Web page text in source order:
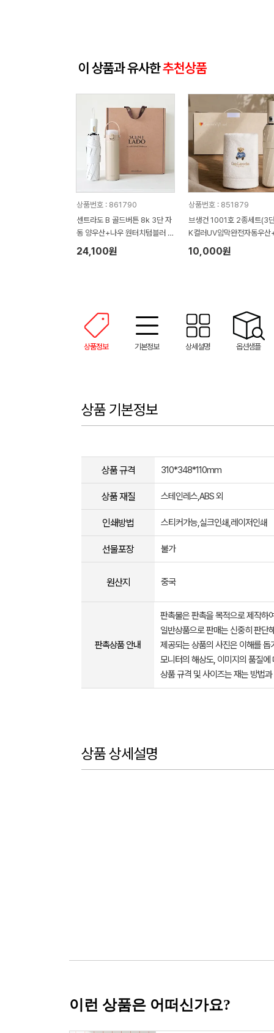
이 상품과 유사한추천상품
상품번호 : 861790
센트라도 B 골드버튼 8k 3단 자
동 양우산+나우 원터치텀블러 5
00ml 세트
24,100원
상품번호 : 851879
브생건 1001호 2종세트(3
K컬러UV암막완전자동우산
0g 베어자수타올수건)
10,000원
상품정보 기본정보 상세설명 옵션샘플
상품 기본정보
상품 규격 310*348*110mm
상품 재질 스테인레스,ABS 외
인쇄방법 스티커가능,실크인쇄,레이저인쇄
선물포장 불가
원산지 중국
판촉상품 안내
판촉물은 판촉을 목적으로 제작하
일반상품으로 판매는 신중히 판단
제공되는 상품의 사진은 이해를
모니터의 해상도, 이미지의 품질
상품 규격 및 사이즈는 재는 방법
상품 상세설명
이런 상품은 어떠신가요?